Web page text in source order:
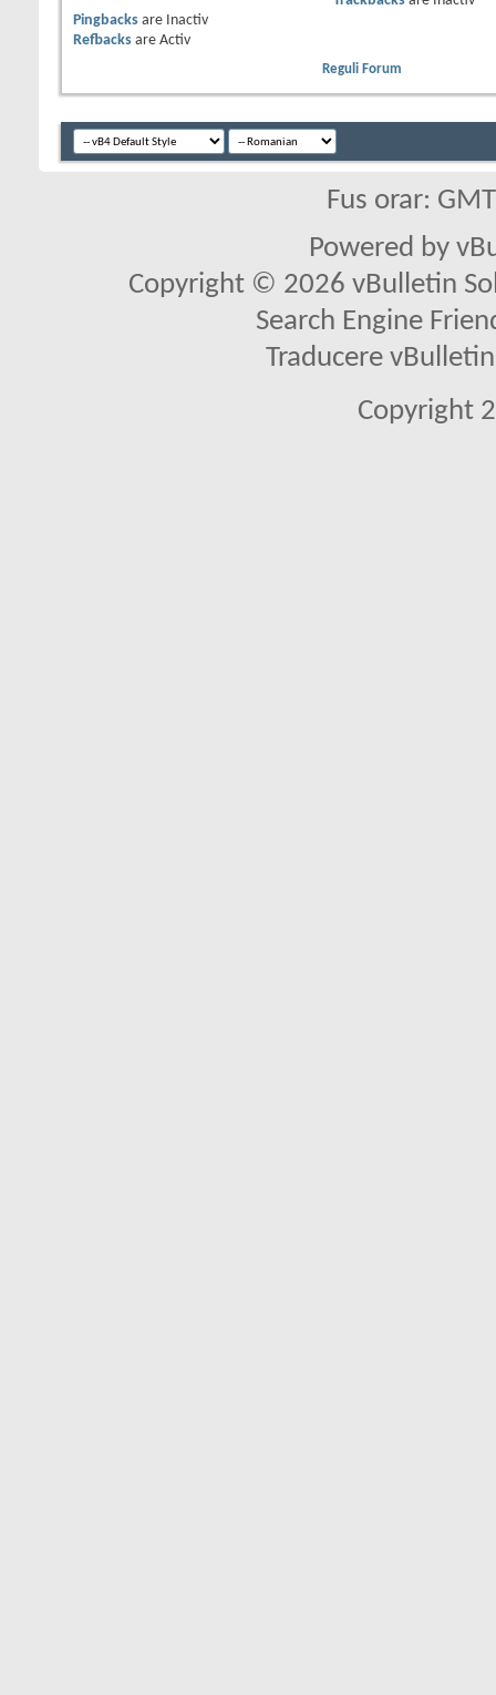
Pingbacks are
Inactiv
Refbacks are Activ
Reguli Forum
Fus orar:
Powered by
Copyright © 2026 vBulletin
Search Engine
Traducere
Copyright